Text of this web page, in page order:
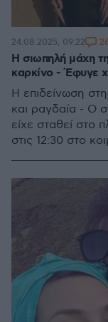
Η σιωπηλή μάχη
καρκίνο - Έφυγε
Η επιδείνωση
και ραγδαία - Ο
είχε σταθεί στο
στις 12:30 στο
24.08.2025, 09:22